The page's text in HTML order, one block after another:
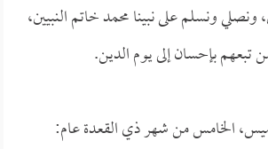
ونصلي ونسلم على نبينا محمد خاتم النبيين،
تبعهم بإحسان إلى يوم الدين.
الخامس من شهر ذي القعدة عام: